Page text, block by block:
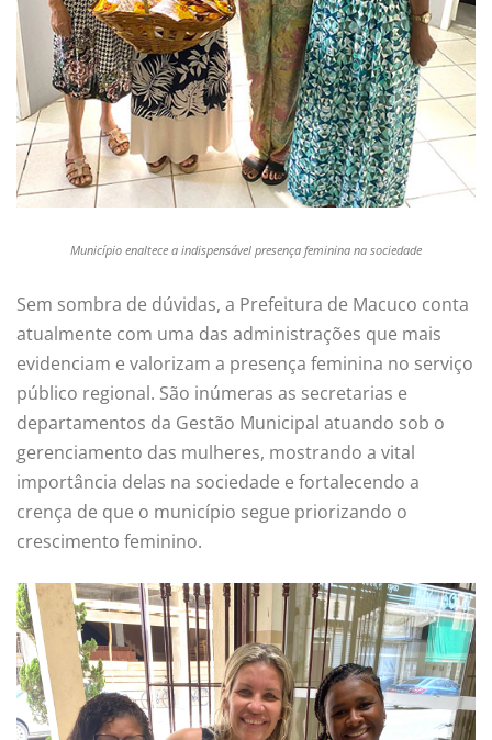
Município enaltece a indispensável presença feminina na sociedade
Sem sombra de dúvidas, a Prefeitura de Macuco conta
atualmente com uma das administrações que mais
evidenciam e valorizam a presença feminina no serviço
público regional. São inúmeras as secretarias e
departamentos da Gestão Municipal atuando sob o
gerenciamento das mulheres, mostrando a vital
importância delas na sociedade e fortalecendo a
crença de que o município segue priorizando o
crescimento feminino.